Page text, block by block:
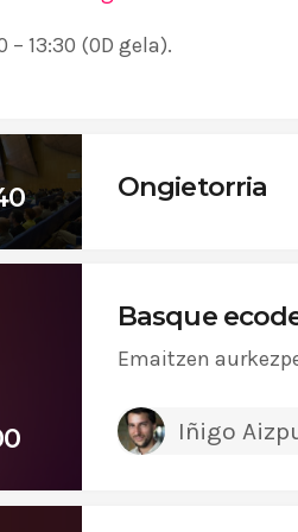
13:30 (0D gela).
Ongietorria
Basque
Emaitzen
Iñigo